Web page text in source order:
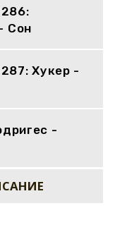
Сон
Хукер -
-